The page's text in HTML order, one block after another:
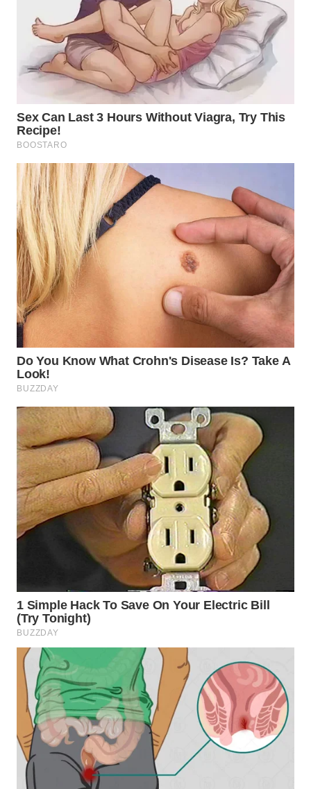
WN
PRIANGAN
TIMUR
SEMARANG
WN
WN
BOROBUDUR
WN
MADURA
WN
SURABAYA
WN
NATUNA
BINTAN
WN
MANDALIKA
WN
LIKUPANG
WN
BORNEO
Wahana
Media
Group
WAHANA
NEWS
WAHANA